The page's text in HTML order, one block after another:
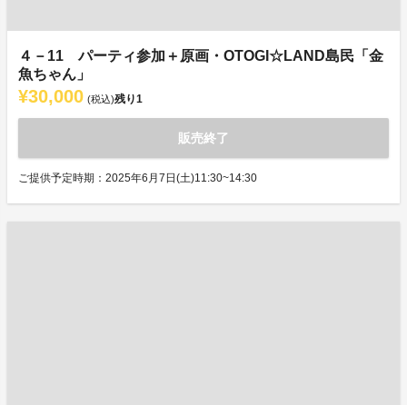
４－11 パーティ参加＋原画・OTOGI☆LAND島民「金
魚ちゃん」
¥30,000 (税込)残り1
販売終了
ご提供予定時期：2025年6月7日(土)11:30~14:30